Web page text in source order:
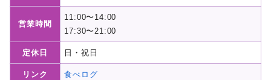
営業時間
11:00〜14:00
17:30〜21:00
定休日 日・祝日
リンク 食べログ